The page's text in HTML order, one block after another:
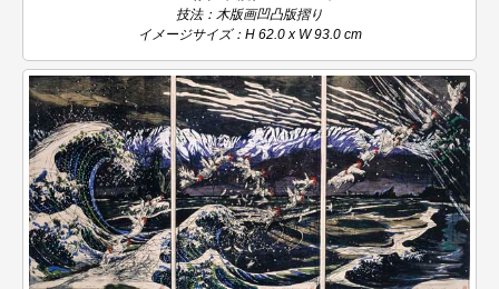
技法：木版画凹凸版摺り
イメージサイズ：H 62.0 x W 93.0 cm